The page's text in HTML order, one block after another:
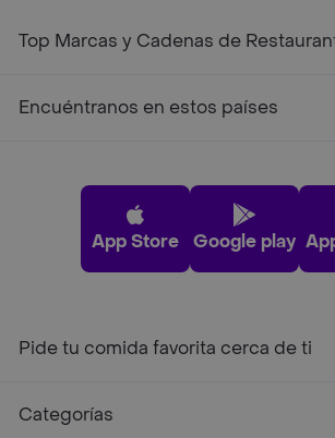
Top Marcas y Cadenas de
Encuéntranos en estos países
App Store Google play
Pide tu comida favorita cerca de ti
Categorías